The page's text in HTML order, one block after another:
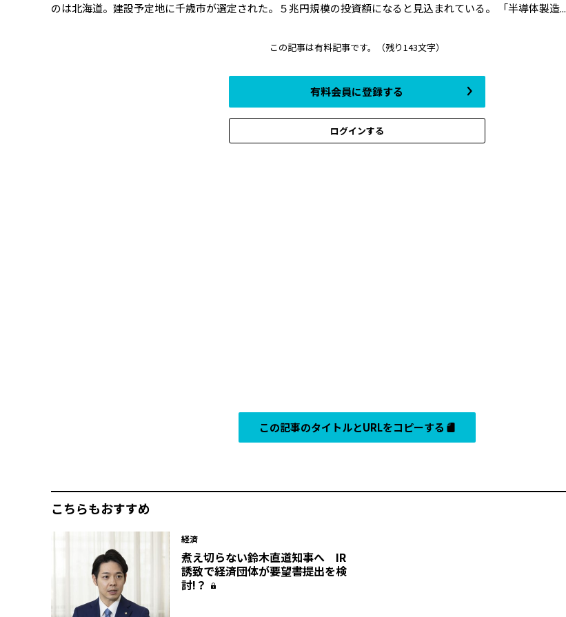
のは北海道。建設予定地に千歳市が選定された。５兆円規模の投資額になると見込まれている。 「半導体製造...
この記事は有料記事です。 （残り143文字）
有料会員に登録する
ログインする
この記事のタイトルとURLをコピーする
こちらもおすすめ
経済
煮え切らない鈴木直道知事へ IR
誘致で経済団体が要望書提出を検
討!？